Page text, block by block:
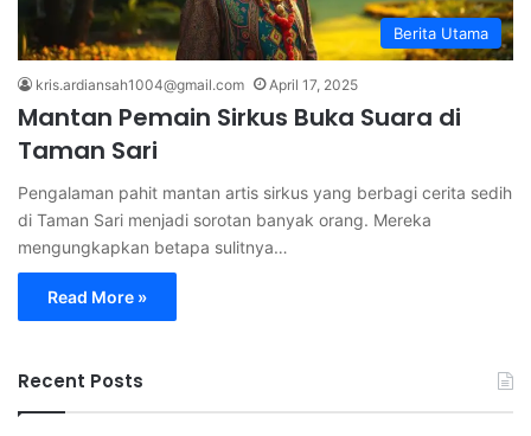
Berita Utama
kris.ardiansah1004@gmail.com April 17, 2025
Mantan Pemain Sirkus Buka Suara di
Taman Sari
Pengalaman pahit mantan artis sirkus yang berbagi cerita sedih
di Taman Sari menjadi sorotan banyak orang. Mereka
mengungkapkan betapa sulitnya…
Read More »
Recent Posts